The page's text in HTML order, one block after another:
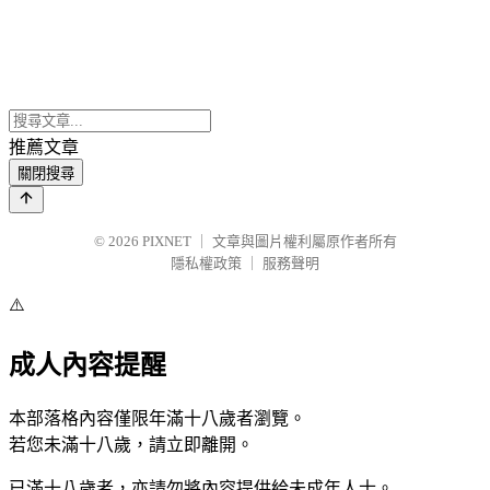
推薦文章
關閉搜尋
© 2026 PIXNET
文章與圖片權利屬原作者所有
隱私權政策
服務聲明
⚠️
成人內容提醒
本部落格內容僅限年滿十八歲者瀏覽。
若您未滿十八歲，請立即離開。